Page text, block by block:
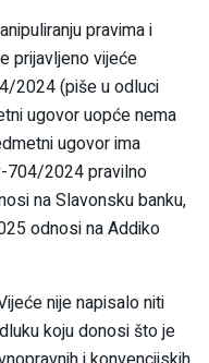
pravima i
prijavljeno vijeće
2024 (piše u odluci
ugovor uopće nema
ugovor ima
704/2024 pravilno
na Slavonsku banku,
odnosi na Addiko
nije napisalo niti
koju donosi što je